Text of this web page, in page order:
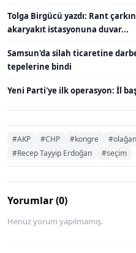
Tolga Birgücü yazdı: Rant
akaryakıt istasyonuna duvar...
Samsun'da silah ticaretine
tepelerine bindi
Yeni Parti'ye ilk operasyon: İl
#AKP #CHP #kongre
#Recep Tayyip Erdoğan
#seçim
Yorumlar (0)
Henüz yorum yapılmamış.